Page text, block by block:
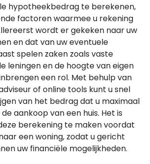
hypotheekbedrag te berekenen,
factoren waarmee u rekening
wordt er gekeken naar uw
en dat van uw eventuele
spelen zaken zoals vaste
leningen en de hoogte van eigen
een rol. Met behulp van
of online tools kunt u snel
van het bedrag dat u maximaal
aankoop van een huis. Het is
berekening te maken voordat
een woning, zodat u gericht
uw financiële mogelijkheden.